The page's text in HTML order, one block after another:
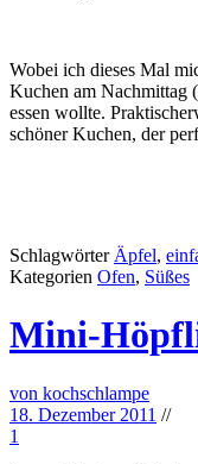
Wobei ich dieses Mal
Kuchen am Nachmittag
essen wollte.
schöner Kuchen, der
Schlagwörter Äpfel,
Kategorien Ofen, Süßes
Mini-
von kochschlampe
18. Dezember 2011 //
1